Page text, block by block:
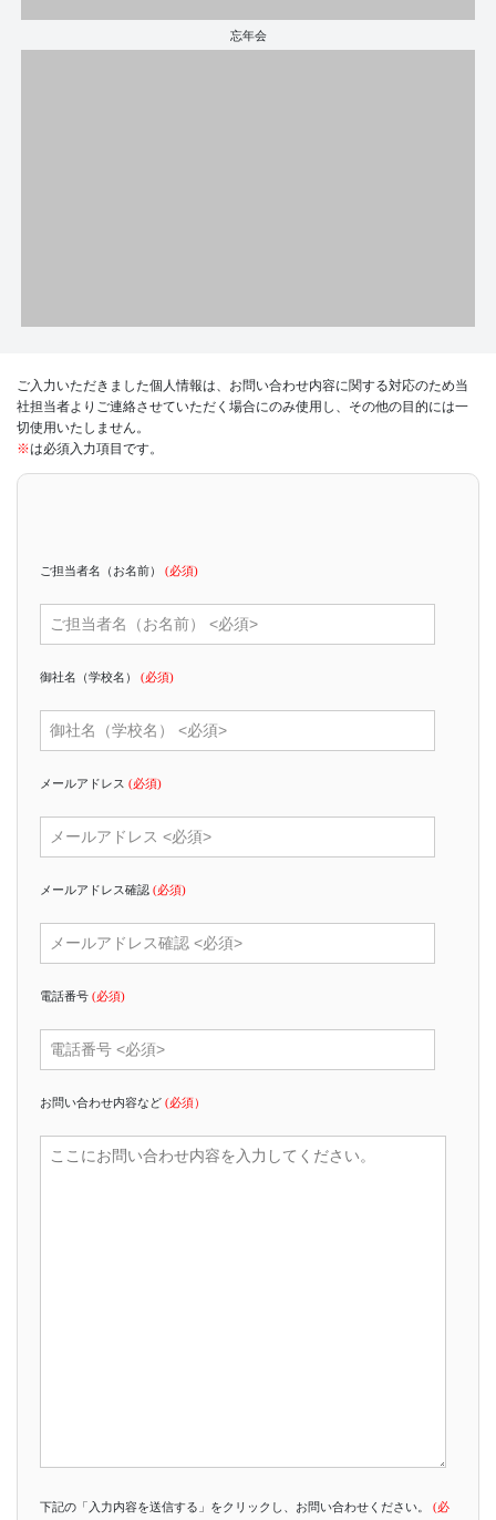
忘年会
ご入力いただきました個人情報は、お問い合わせ内容に関する対応のため当
社担当者よりご連絡させていただく場合にのみ使用し、その他の目的には一
切使用いたしません。
※は必須入力項目です。
ご担当者名（お名前） (必須)
御社名（学校名） (必須)
メールアドレス (必須)
メールアドレス確認 (必須)
電話番号 (必須)
お問い合わせ内容など (必須）
下記の「入力内容を送信する」をクリックし、お問い合わせください。 (必